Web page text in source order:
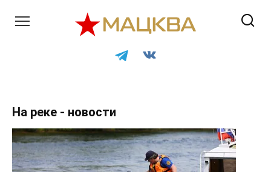
На реке - новости